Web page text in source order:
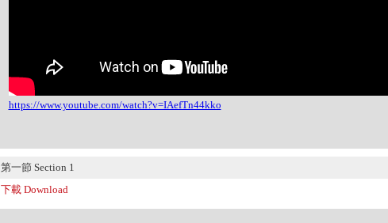
https://www.youtube.com/watch?v=IAefTn44kko
第一節 Section 1
下載 Download